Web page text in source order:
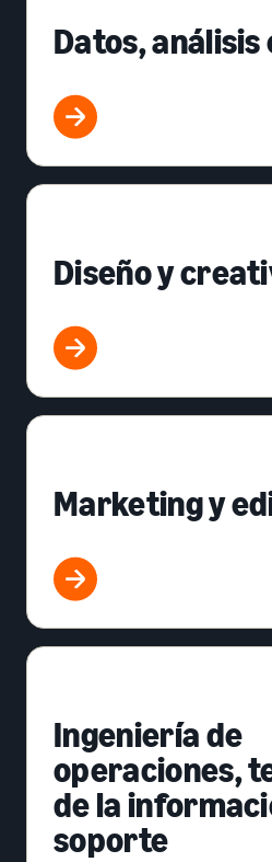
Datos, análisis
Diseño y
Marketing y
Ingeniería de
operaciones,
de la
soporte